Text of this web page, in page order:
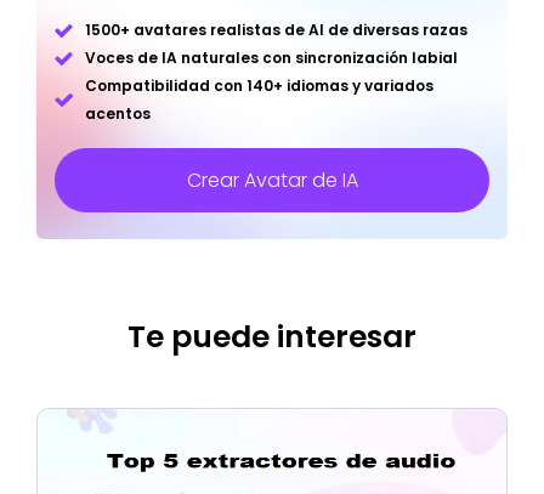
1500+ avatares realistas de AI de diversas razas
Voces de IA naturales con sincronización labial
Compatibilidad con 140+ idiomas y variados
acentos
Crear Avatar de IA
Te puede interesar